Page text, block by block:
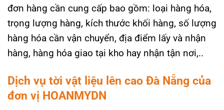
đơn hàng cần cung cấp bao gồm: loại hàng hóa,
trọng lượng hàng, kích thước khối hàng, số lượng
hàng hóa cần vận chuyển, địa điểm lấy và nhận
hàng, hàng hóa giao tại kho hay nhận tận nơi,..
Dịch vụ tời vật liệu lên cao Đà Nẵng của
đơn vị HOANMYDN